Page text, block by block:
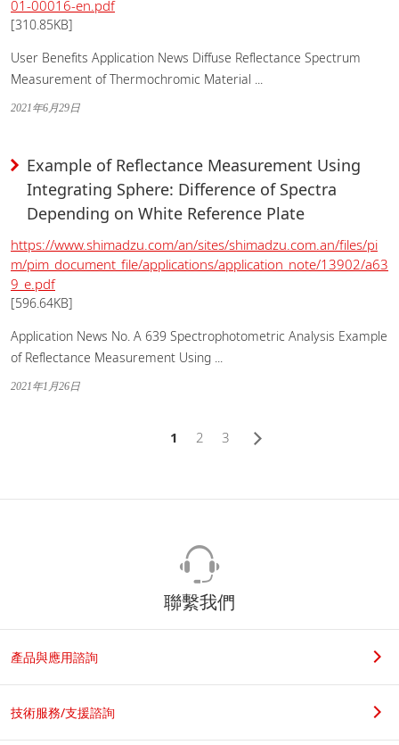
01-00016-en.pdf
[310.85KB]
User Benefits Application News Diffuse Reflectance Spectrum
Measurement of Thermochromic Material ...
2021年6月29日
Example of Reflectance Measurement Using
Integrating Sphere: Difference of Spectra
Depending on White Reference Plate
https://www.shimadzu.com/an/sites/shimadzu.com.an/files/pi
m/pim_document_file/applications/application_note/13902/a63
9_e.pdf
[596.64KB]
Application News No. A 639 Spectrophotometric Analysis Example
of Reflectance Measurement Using ...
2021年1月26日
1 2 3
聯繫我們
產品與應用諮詢
技術服務/支援諮詢